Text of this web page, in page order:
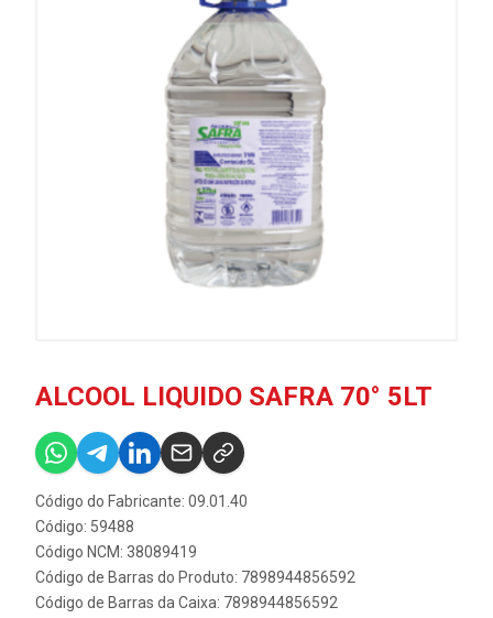
ALCOOL LIQUIDO SAFRA 70° 5LT
Código do Fabricante: 09.01.40
Código: 59488
Código NCM: 38089419
Código de Barras do Produto: 7898944856592
Código de Barras da Caixa: 7898944856592